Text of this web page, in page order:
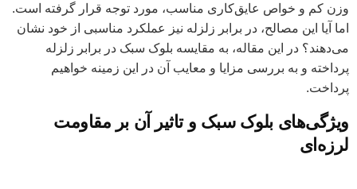
وزن کم و خواص عایق‌کاری مناسب، مورد توجه قرار گرفته است.
اما آیا این مصالح، در برابر زلزله نیز عملکرد مناسبی از خود نشان
می‌دهند؟ در این مقاله، به مقایسه بلوک سبک در برابر زلزله
پرداخته و به بررسی مزایا و معایب آن در این زمینه خواهیم
پرداخت.
ویژگی‌های بلوک سبک و تاثیر آن بر مقاومت
لرزه‌ای